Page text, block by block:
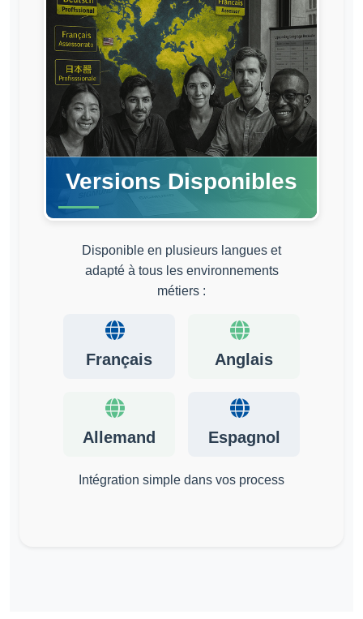
Versions Disponibles
Disponible en plusieurs langues et
adapté à tous les environnements
métiers :
Français Anglais
Allemand Espagnol
Intégration simple dans vos process